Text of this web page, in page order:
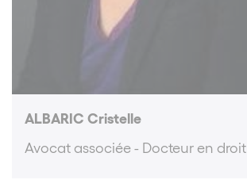
ALBARIC Cristelle
Avocat associée - Docteur en droit